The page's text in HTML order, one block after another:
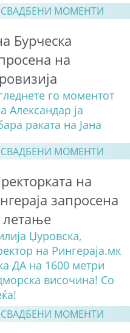
СВАДБЕНИ МОМЕНТИ
Бурческа
на
го моментот
Александар ја
раката на Јана
СВАДБЕНИ МОМЕНТИ
на
запросена
летање
Џуровска,
на Рингераја.мк
ДА на 1600 метри
височина! Со
СВАДБЕНИ МОМЕНТИ